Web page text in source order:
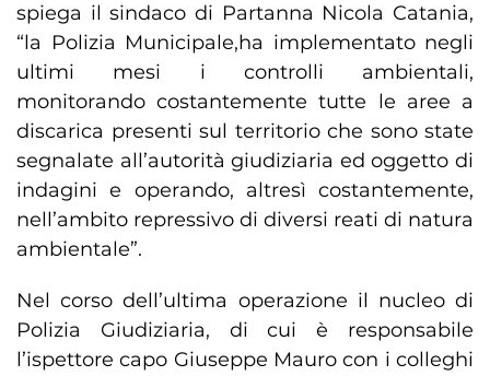
spiega il sindaco di Partanna Nicola Catania,
“la Polizia Municipale,ha implementato negli
ultimi mesi i controlli ambientali,
monitorando costantemente tutte le aree a
discarica presenti sul territorio che sono state
segnalate all’autorità giudiziaria ed oggetto di
indagini e operando, altresì costantemente,
nell’ambito repressivo di diversi reati di natura
ambientale”.
Nel corso dell’ultima operazione il nucleo di
Polizia Giudiziaria, di cui è responsabile
l’ispettore capo Giuseppe Mauro con i colleghi